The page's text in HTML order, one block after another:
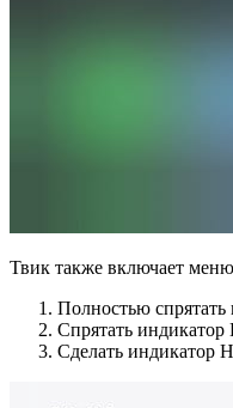
Твик также включает
Полностью спрятать
Спрятать индикатор
Сделать индикатор